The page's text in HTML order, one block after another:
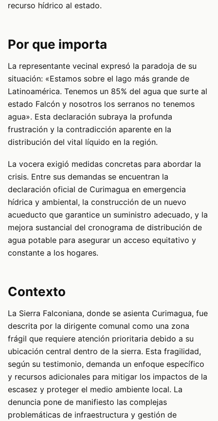
recurso hídrico al estado.
Por que importa
La representante vecinal expresó la paradoja de su
situación: «Estamos sobre el lago más grande de
Latinoamérica. Tenemos un 85% del agua que surte al
estado Falcón y nosotros los serranos no tenemos
agua». Esta declaración subraya la profunda
frustración y la contradicción aparente en la
distribución del vital líquido en la región.
La vocera exigió medidas concretas para abordar la
crisis. Entre sus demandas se encuentran la
declaración oficial de Curimagua en emergencia
hídrica y ambiental, la construcción de un nuevo
acueducto que garantice un suministro adecuado, y la
mejora sustancial del cronograma de distribución de
agua potable para asegurar un acceso equitativo y
constante a los hogares.
Contexto
La Sierra Falconiana, donde se asienta Curimagua, fue
descrita por la dirigente comunal como una zona
frágil que requiere atención prioritaria debido a su
ubicación central dentro de la sierra. Esta fragilidad,
según su testimonio, demanda un enfoque específico
y recursos adicionales para mitigar los impactos de la
escasez y proteger el medio ambiente local. La
denuncia pone de manifiesto las complejas
problemáticas de infraestructura y gestión de